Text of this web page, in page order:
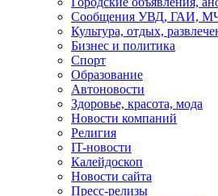
Сообщения УВД, ГАИ,
Культура, отдых,
Бизнес и политика
Спорт
Образование
Автоновости
Здоровье, красота, мода
Новости компаний
Религия
IT-новости
Калейдоскоп
Новости сайта
Пресс-релизы